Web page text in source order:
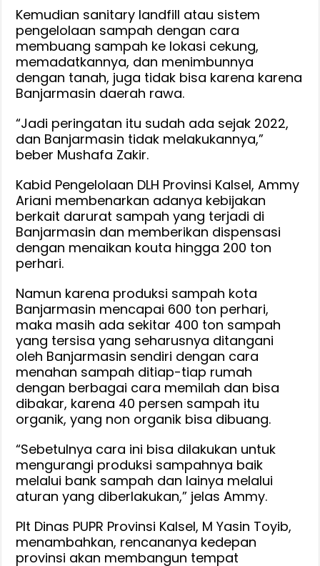
Kemudian sanitary landfill atau sistem
pengelolaan sampah dengan cara
membuang sampah ke lokasi cekung,
memadatkannya, dan menimbunnya
dengan tanah, juga tidak bisa karena karena
Banjarmasin daerah rawa.
“Jadi peringatan itu sudah ada sejak 2022,
dan Banjarmasin tidak melakukannya,”
beber Mushafa Zakir.
Kabid Pengelolaan DLH Provinsi Kalsel, Ammy
Ariani membenarkan adanya kebijakan
berkait darurat sampah yang terjadi di
Banjarmasin dan memberikan dispensasi
dengan menaikan kouta hingga 200 ton
perhari.
Namun karena produksi sampah kota
Banjarmasin mencapai 600 ton perhari,
maka masih ada sekitar 400 ton sampah
yang tersisa yang seharusnya ditangani
oleh Banjarmasin sendiri dengan cara
menahan sampah ditiap-tiap rumah
dengan berbagai cara memilah dan bisa
dibakar, karena 40 persen sampah itu
organik, yang non organik bisa dibuang.
“Sebetulnya cara ini bisa dilakukan untuk
mengurangi produksi sampahnya baik
melalui bank sampah dan lainya melalui
aturan yang diberlakukan,” jelas Ammy.
Plt Dinas PUPR Provinsi Kalsel, M Yasin Toyib,
menambahkan, rencananya kedepan
provinsi akan membangun tempat